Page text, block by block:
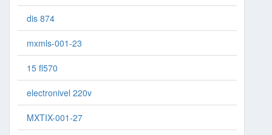
dis 874
mxmls-001-23
15 fl570
electronivel 220v
MXTIX-001-27